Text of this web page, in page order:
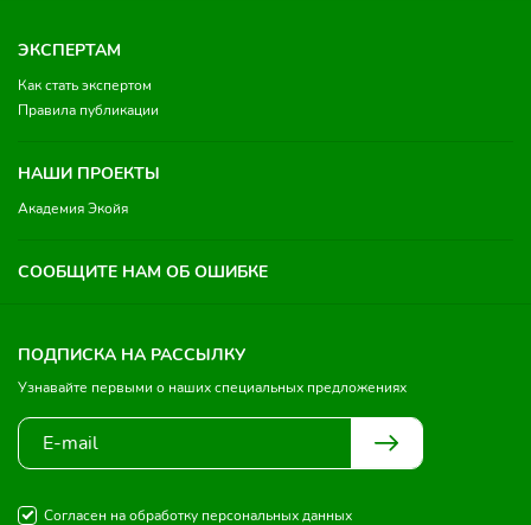
ЭКСПЕРТАМ
Как стать экспертом
Правила публикации
НАШИ ПРОЕКТЫ
Академия Экойя
СООБЩИТЕ НАМ ОБ ОШИБКЕ
ПОДПИСКА НА РАССЫЛКУ
Узнавайте первыми о наших специальных предложениях
Согласен на обработку персональных данных